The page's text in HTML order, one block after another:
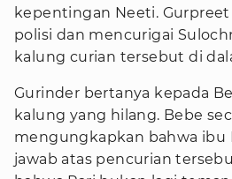
kepentingan Neeti.
polisi dan mencurigai
kalung curian tersebut di
Gurinder bertanya kepada
kalung yang hilang. Bebe
mengungkapkan bahwa ibu
jawab atas pencurian